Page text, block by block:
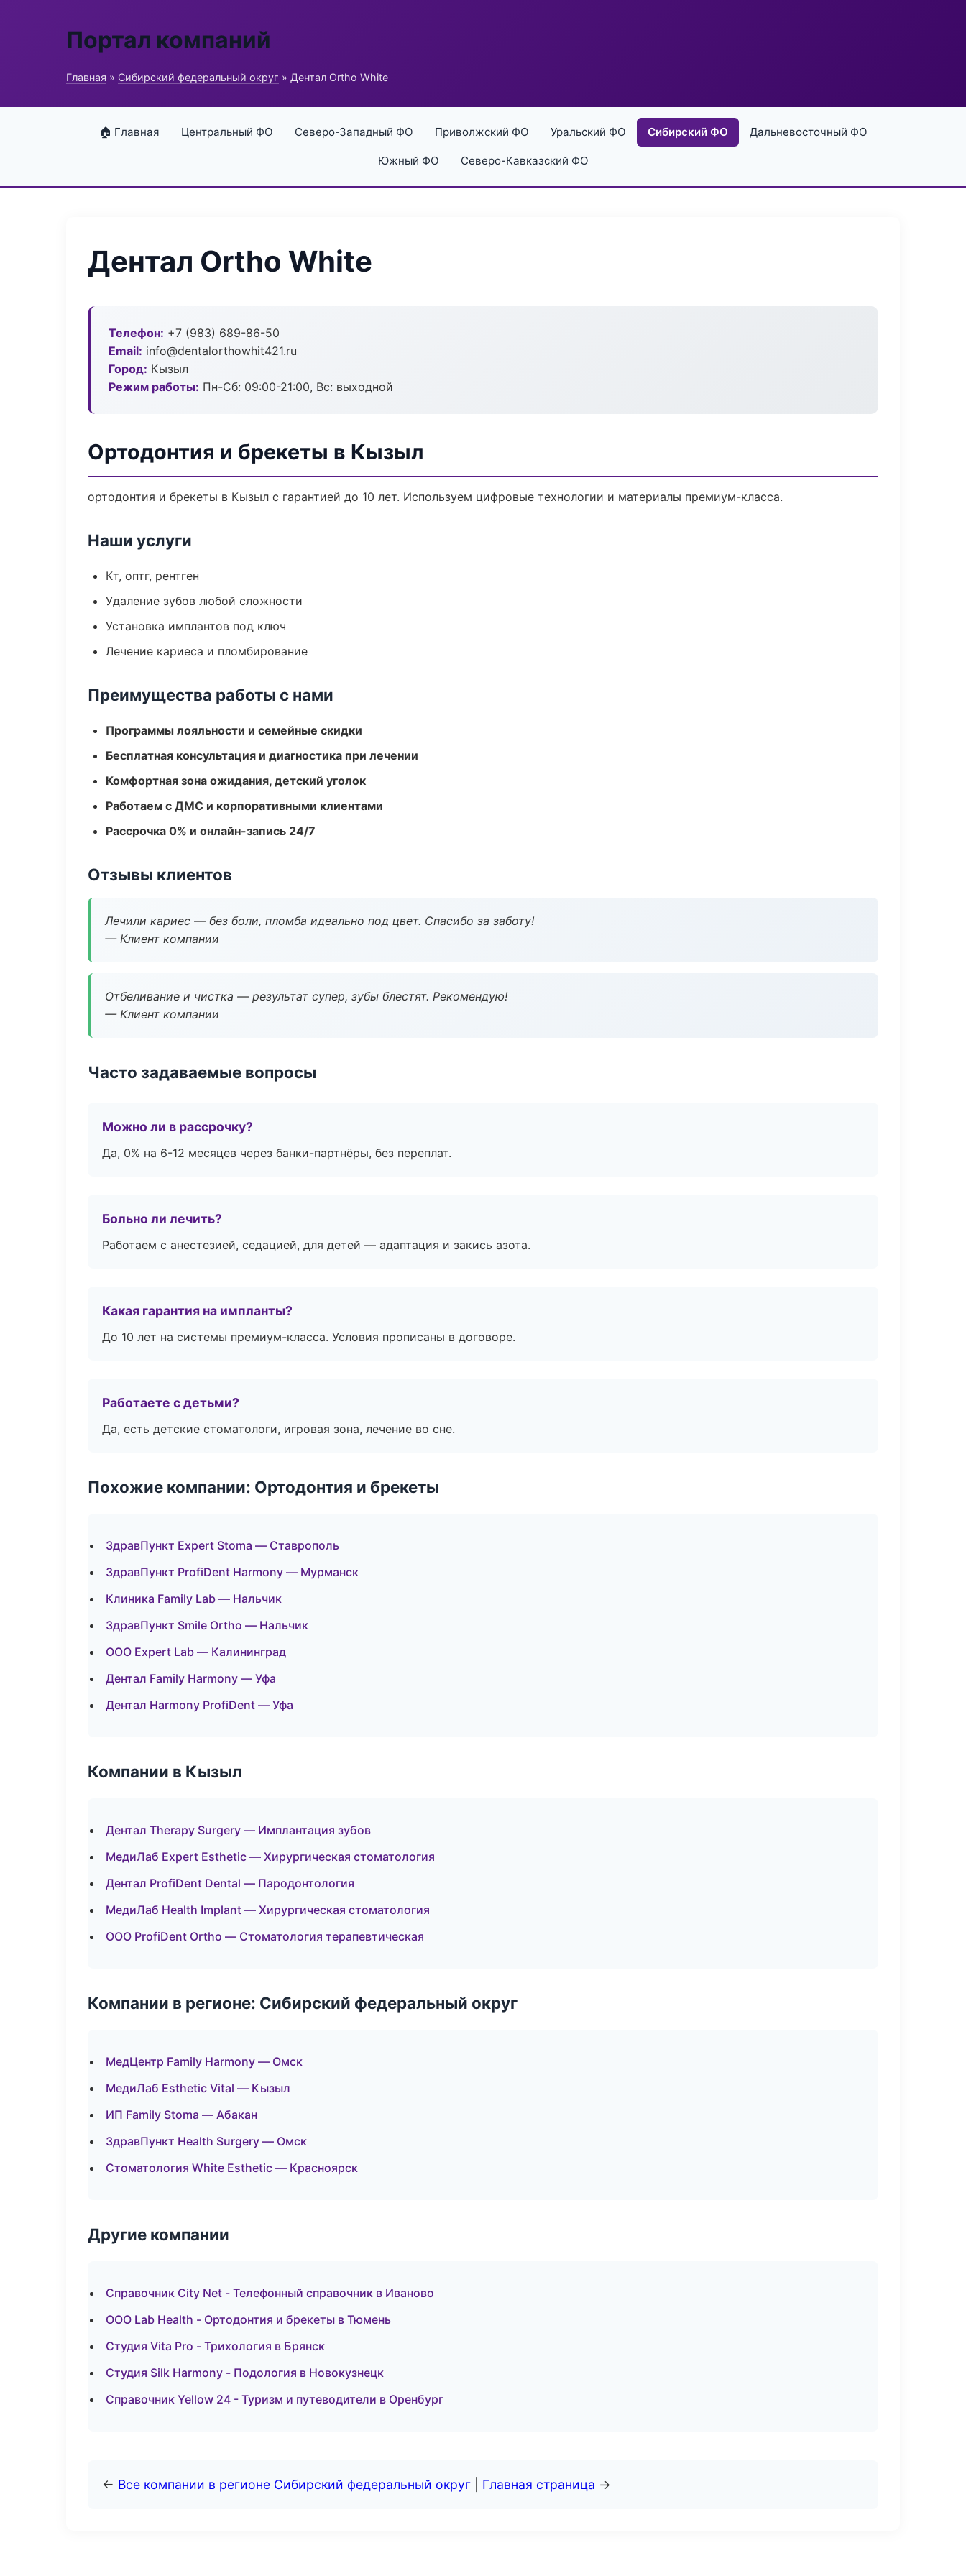
Портал компаний
Главная » Сибирский федеральный округ » Дентал Ortho White
🏠 Главная Центральный ФО Северо-Западный ФО Приволжский ФО Уральский ФО Сибирский ФО Дальневосточный ФО
Южный ФО Северо-Кавказский ФО
Дентал Ortho White
Телефон: +7 (983) 689-86-50
Email: info@dentalorthowhit421.ru
Город: Кызыл
Режим работы: Пн-Сб: 09:00-21:00, Вс: выходной
Ортодонтия и брекеты в Кызыл
ортодонтия и брекеты в Кызыл с гарантией до 10 лет. Используем цифровые технологии и материалы премиум-класса.
Наши услуги
Кт, оптг, рентген
Удаление зубов любой сложности
Установка имплантов под ключ
Лечение кариеса и пломбирование
Преимущества работы с нами
Программы лояльности и семейные скидки
Бесплатная консультация и диагностика при лечении
Комфортная зона ожидания, детский уголок
Работаем с ДМС и корпоративными клиентами
Рассрочка 0% и онлайн-запись 24/7
Отзывы клиентов
Лечили кариес — без боли, пломба идеально под цвет. Спасибо за заботу!
— Клиент компании
Отбеливание и чистка — результат супер, зубы блестят. Рекомендую!
— Клиент компании
Часто задаваемые вопросы
Можно ли в рассрочку?
Да, 0% на 6-12 месяцев через банки-партнёры, без переплат.
Больно ли лечить?
Работаем с анестезией, седацией, для детей — адаптация и закись азота.
Какая гарантия на импланты?
До 10 лет на системы премиум-класса. Условия прописаны в договоре.
Работаете с детьми?
Да, есть детские стоматологи, игровая зона, лечение во сне.
Похожие компании: Ортодонтия и брекеты
ЗдравПункт Expert Stoma — Ставрополь
ЗдравПункт ProfiDent Harmony — Мурманск
Клиника Family Lab — Нальчик
ЗдравПункт Smile Ortho — Нальчик
ООО Expert Lab — Калининград
Дентал Family Harmony — Уфа
Дентал Harmony ProfiDent — Уфа
Компании в Кызыл
Дентал Therapy Surgery — Имплантация зубов
МедиЛаб Expert Esthetic — Хирургическая стоматология
Дентал ProfiDent Dental — Пародонтология
МедиЛаб Health Implant — Хирургическая стоматология
ООО ProfiDent Ortho — Стоматология терапевтическая
Компании в регионе: Сибирский федеральный округ
МедЦентр Family Harmony — Омск
МедиЛаб Esthetic Vital — Кызыл
ИП Family Stoma — Абакан
ЗдравПункт Health Surgery — Омск
Стоматология White Esthetic — Красноярск
Другие компании
Справочник City Net - Телефонный справочник в Иваново
ООО Lab Health - Ортодонтия и брекеты в Тюмень
Студия Vita Pro - Трихология в Брянск
Студия Silk Harmony - Подология в Новокузнецк
Справочник Yellow 24 - Туризм и путеводители в Оренбург
← Все компании в регионе Сибирский федеральный округ Главная страница →